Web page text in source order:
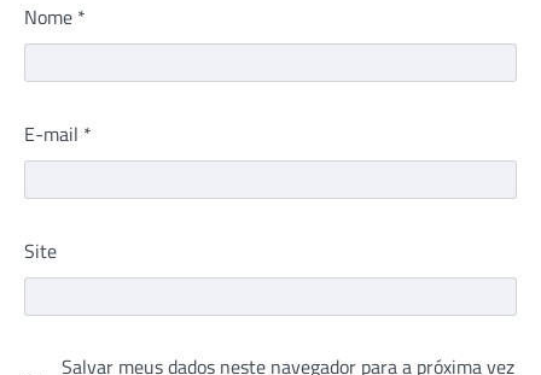
Nome *
E-mail *
Site
Salvar meus dados neste navegador para a próxima vez